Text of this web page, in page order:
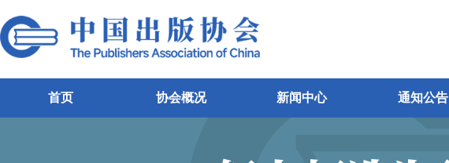
首页 协会概况 新闻中心 通知公告